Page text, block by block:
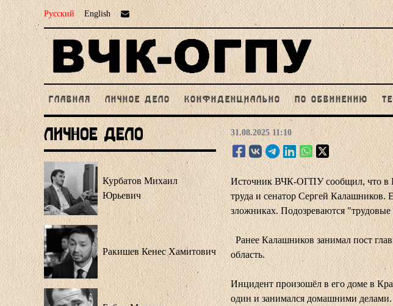
Русский English
ГЛАВНАЯ ЛИЧНОЕ ДЕЛО КОНФИДЕНЦИАЛЬНО ПО ОБВИНЕНИЮ
Личное Дело
Курбатов Михаил
Юрьевич
Ракишев Кенес Хамитович
31.08.2025 11:10
Источник ВЧК-ОГПУ сообщил, что в
труда и сенатор Сергей Калашников.
зложниках. Подозреваются
Ранее Калашников занимал пост
область.
Инцидент произошёл в его доме в
один и занимался домашними